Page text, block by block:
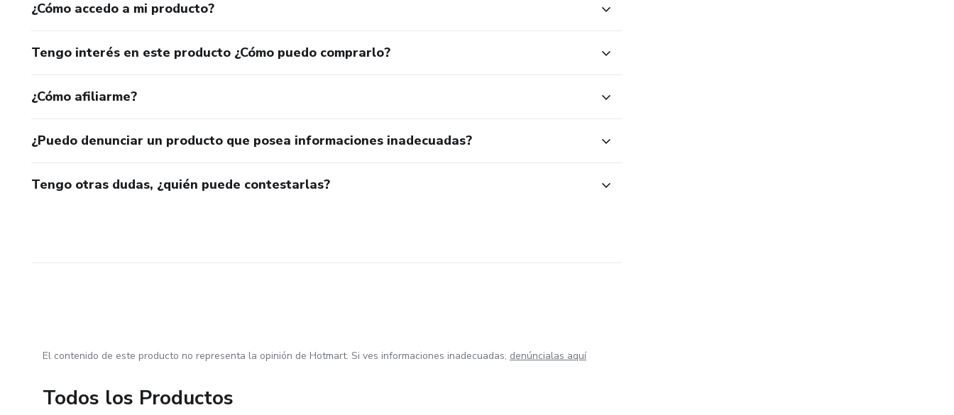
¿Cómo accedo a mi producto?
Tengo interés en este producto ¿Cómo puedo comprarlo?
¿Cómo afiliarme?
¿Puedo denunciar un producto que posea informaciones inadecuadas?
Tengo otras dudas, ¿quién puede contestarlas?
El contenido de este producto no representa la opinión de Hotmart. Si ves informaciones inadecuadas, denúncialas aquí
Todos los Productos